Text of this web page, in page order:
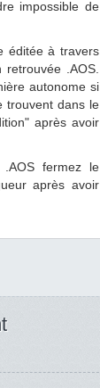
impossible de
éditée à travers
.AOS.
autonome si
trouvent dans le
après avoir
.AOS fermez le
après avoir